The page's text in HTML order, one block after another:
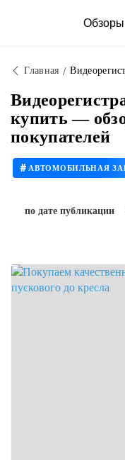
Обзоры
Главная
купить —
покупателей
#
по дате публикации